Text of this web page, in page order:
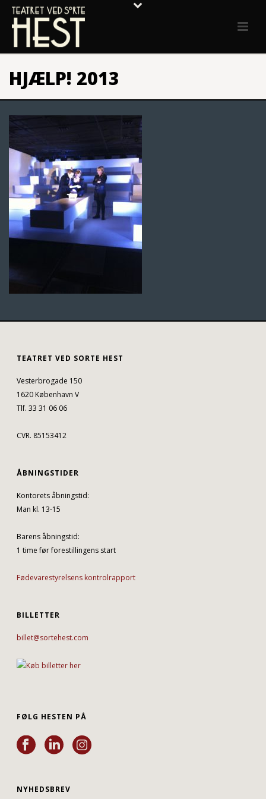
HJÆLP! 2013
TEATRET VED SORTE HEST
Vesterbrogade 150
1620 København V
Tlf. 33 31 06 06
CVR. 85153412
ÅBNINGSTIDER
Kontorets åbningstid:
Man kl. 13-15
Barens åbningstid:
1 time før forestillingens start
Fødevarestyrelsens kontrolrapport
BILLETTER
billet@sortehest.com
FØLG HESTEN PÅ
NYHEDSBREV